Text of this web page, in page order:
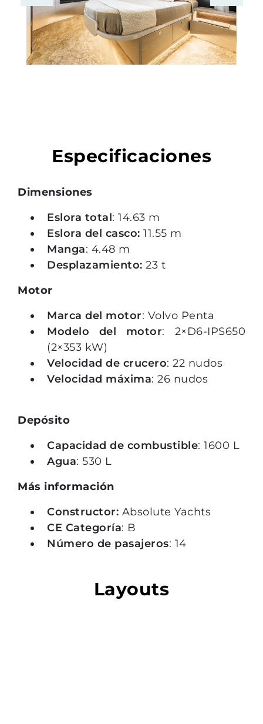
Especificaciones
Dimensiones
Eslora total: 14.63 m
Eslora del casco: 11.55 m
Manga: 4.48 m
Desplazamiento: 23 t
Motor
Marca del motor: Volvo Penta
Modelo del motor: 2×D6-IPS650
(2×353 kW)
Velocidad de crucero: 22 nudos
Velocidad máxima: 26 nudos
Depósito
Capacidad de combustible: 1600 L
Agua: 530 L
Más información
Constructor: Absolute Yachts
CE Categoría: B
Número de pasajeros: 14
Layouts